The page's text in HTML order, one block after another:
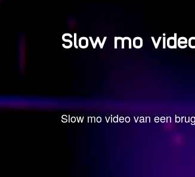
Slow mo
Slow mo video van een brug